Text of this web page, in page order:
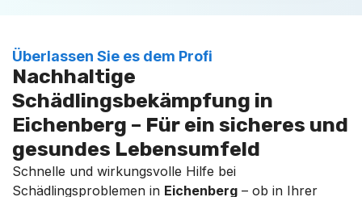
Überlassen Sie es dem Profi
Nachhaltige
Schädlingsbekämpfung in
Eichenberg – Für ein sicheres und
gesundes Lebensumfeld
Schnelle und wirkungsvolle Hilfe bei
Schädlingsproblemen in Eichenberg – ob in Ihrer